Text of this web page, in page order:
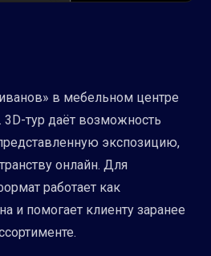
в мебельном центре
тур даёт возможность
экспозицию,
онлайн. Для
работает как
и помогает клиенту заранее